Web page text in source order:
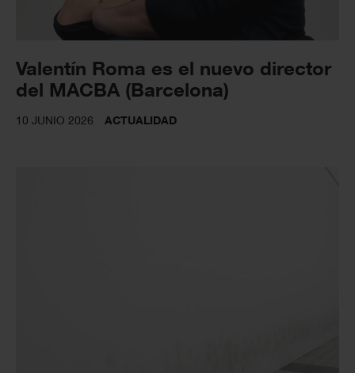
Valentín Roma es el nuevo director
del MACBA (Barcelona)
10 JUNIO 2026 ACTUALIDAD